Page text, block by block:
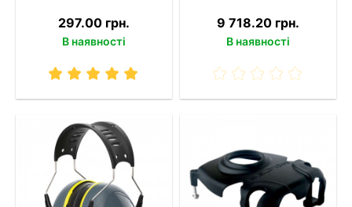
297.00 грн.
В наявності
9 718.20 грн.
В наявності